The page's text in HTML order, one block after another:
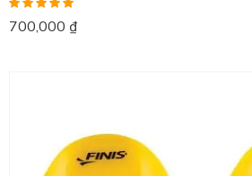
Được xếp
hạng5.00 5
700,000 ₫